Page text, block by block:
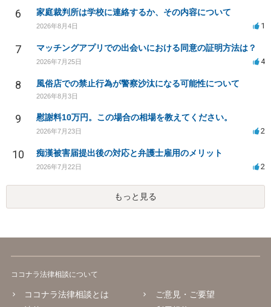
6 家庭裁判所は学校に連絡するか、その内容について
2026年8月4日 1
7 マッチングアプリでの出会いにおける同意の証明方法は？
2026年7月25日 4
8 風俗店での禁止行為が警察沙汰になる可能性について
2026年8月3日
9 慰謝料10万円。この場合の相場を教えてください。
2026年7月23日 2
10 痴漢被害届提出後の対応と弁護士雇用のメリット
2026年7月22日 2
もっと見る
ココナラ法律相談について
ココナラ法律相談とは
ご意見・ご要望